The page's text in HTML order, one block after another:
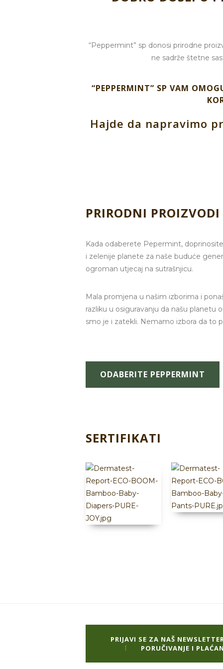
“Peppermint” sp donosi prirodne
ne sadrže štetne
“PEPPERMINT” SP VAM
Hajde da napravimo
PRIRODNI PROIZVODI
Kada odaberete Pepermint,
i zelenije planete za naše buduće
ogroman utjecaj na sutrašnjicu.
Mala promjena u našim izborima i
razliku u osiguravanju da našu planetu
smo je i zatekli. Nemamo izbora da to
ODABERITE PEPPERMINT
SERTIFIKATI
PRIJAVI SE ZA NAŠ
PORUČIVANJE I